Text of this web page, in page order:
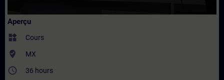
Aperçu
widgets Cours
where_to_vote MX
access_time 36 hours